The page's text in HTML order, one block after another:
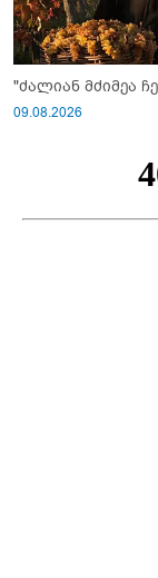
"ძალიან მძიმეა
09.08.2026